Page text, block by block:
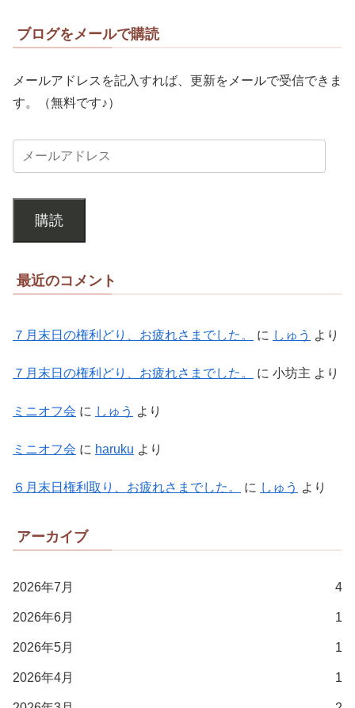
ブログをメールで購読
メールアドレスを記入すれば、更新をメールで受信できま
す。（無料です♪）
購読
最近のコメント
７月末日の権利どり、お疲れさまでした。 に しゅう より
７月末日の権利どり、お疲れさまでした。 に 小坊主 より
ミニオフ会 に しゅう より
ミニオフ会 に haruku より
６月末日権利取り、お疲れさまでした。 に しゅう より
アーカイブ
2026年7月 4
2026年6月 1
2026年5月 1
2026年4月 1